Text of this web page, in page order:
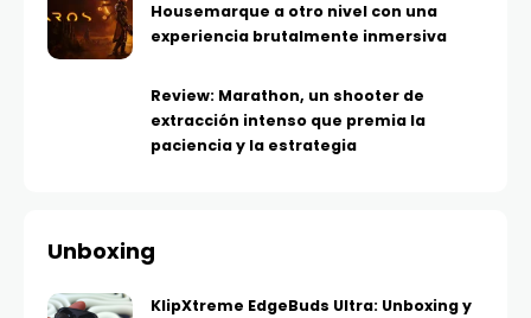
Housemarque a otro nivel con una
experiencia brutalmente inmersiva
Review: Marathon, un shooter de
extracción intenso que premia la
paciencia y la estrategia
Unboxing
KlipXtreme EdgeBuds Ultra: Unboxing y